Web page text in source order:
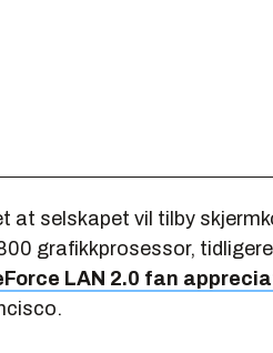
at selskapet vil tilby
grafikkprosessor,
LAN 2.0 fan